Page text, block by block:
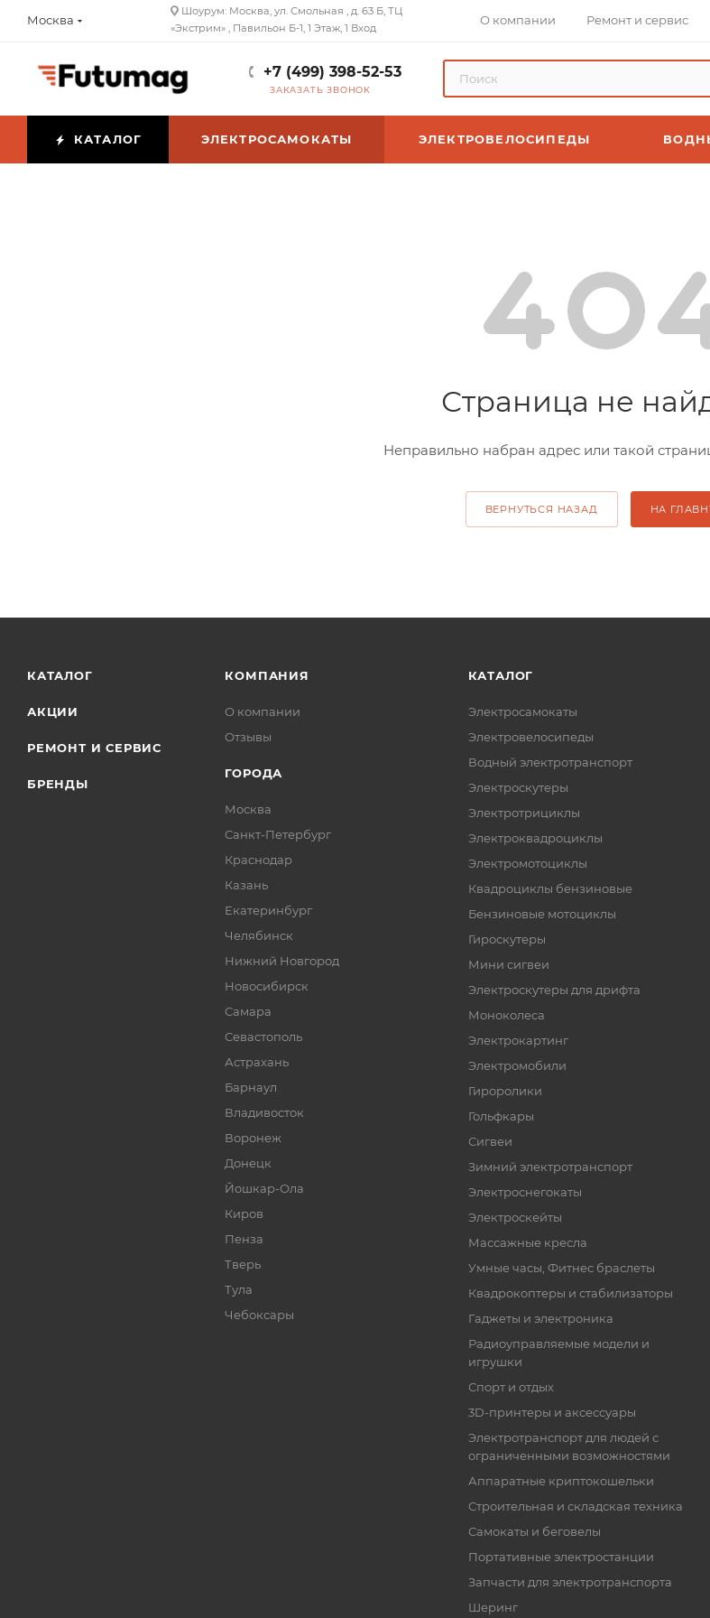
Москва
Шоурум: Москва, ул. Смольная , д. 63 Б, ТЦ
«Экстрим» , Павильон Б-1, 1 Этаж, 1 Вход
О компании Ремонт и сервис
+7 (499) 398-52-53
ЗАКАЗАТЬ ЗВОНОК
КАТАЛОГ ЭЛЕКТРОСАМОКАТЫ ЭЛЕКТРОВЕЛОСИПЕДЫ
Страница не
Неправильно набран адрес или такой
ВЕРНУТЬСЯ НАЗАД НА
КАТАЛОГ
АКЦИИ
РЕМОНТ И СЕРВИС
БРЕНДЫ
КОМПАНИЯ
О компании
Отзывы
ГОРОДА
Москва
Санкт-Петербург
Краснодар
Казань
Екатеринбург
Челябинск
Нижний Новгород
Новосибирск
Самара
Севастополь
Астрахань
Барнаул
Владивосток
Воронеж
Донецк
Йошкар-Ола
Киров
Пенза
Тверь
Тула
Чебоксары
КАТАЛОГ
Электросамокаты
Электровелосипеды
Водный электротранспорт
Электроскутеры
Электротрициклы
Электроквадроциклы
Электромотоциклы
Квадроциклы бензиновые
Бензиновые мотоциклы
Гироскутеры
Мини сигвеи
Электроскутеры для дрифта
Моноколеса
Электрокартинг
Электромобили
Гироролики
Гольфкары
Сигвеи
Зимний электротранспорт
Электроснегокаты
Электроскейты
Массажные кресла
Умные часы, Фитнес браслеты
Квадрокоптеры и стабилизаторы
Гаджеты и электроника
Радиоуправляемые модели и
игрушки
Спорт и отдых
3D-принтеры и аксессуары
Электротранспорт для людей с
ограниченными возможностями
Аппаратные криптокошельки
Строительная и складская техника
Самокаты и беговелы
Портативные электростанции
Запчасти для электротранспорта
Шеринг